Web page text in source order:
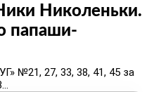
Николеньки.
папаши-
№21, 27, 33, 38, 41, 45 за